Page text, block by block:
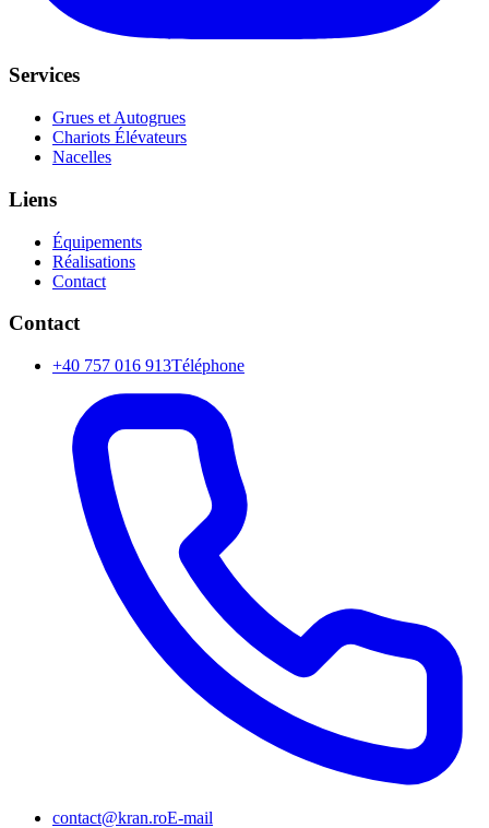
Services
Grues et Autogrues
Chariots Élévateurs
Nacelles
Liens
Équipements
Réalisations
Contact
Contact
+40 757 016 913Téléphone
contact@kran.roE-mail